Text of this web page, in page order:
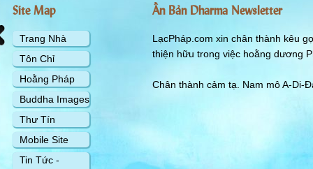
Site Map
Trang Nhà
Tôn Chỉ
Hoằng Pháp
Buddha Images
Thư Tín
Mobile Site
Tin Tức -
Ấn Bản Dharma Newsletter
LạcPháp.com xin chân thành kêu
thiện hữu trong việc hoằng dương
Chân thành cảm tạ. Nam mô A-Di-